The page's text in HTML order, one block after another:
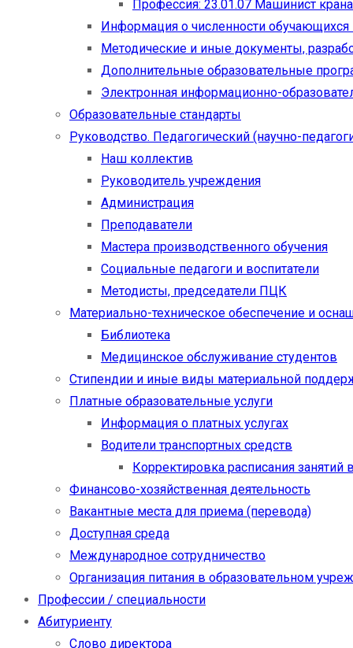
Профессия: 23.01.07 Машинист
Информация о численности
Методические и иные документы,
Дополнительные образовательные
Электронная информационно-
Образовательные стандарты
Руководство. Педагогический (научно-
Наш коллектив
Руководитель учреждения
Администрация
Преподаватели
Мастера производственного обучения
Социальные педагоги и воспитатели​
Методисты, председатели ПЦК
Материально-техническое обеспечение и
Библиотека
Медицинское обслуживание студентов
Стипендии и иные виды материальной
Платные образовательные услуги
Информация о платных услугах
Водители транспортных средств
Корректировка расписания занятий
Финансово-хозяйственная деятельность
Вакантные места для приема (перевода)
Доступная среда
Международное сотрудничество
Организация питания в образовательном
Профессии / специальности
Абитуриенту
Слово директора